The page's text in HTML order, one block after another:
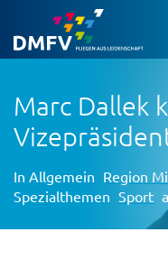
Marc Dallek
In Allgemein Region
Spezialthemen Sport